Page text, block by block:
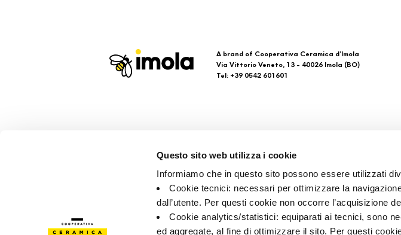
Questo sito web utilizza i cookie
Informiamo che in questo sito possono essere utilizzati
Cookie tecnici: necessari per ottimizzare la
dall’utente. Per questi cookie non occorre l’acquisizione
Cookie analytics/statistici: equiparati ai tecnici, sono
ed aggregate, al fine di ottimizzare il sito. Per questi
A brand of Cooperativa Ceramica d’Imola
Via Vittorio Veneto, 13 - 40026 Imola (BO)
Tel: +39 0542 601601
Contacts
Points de vente